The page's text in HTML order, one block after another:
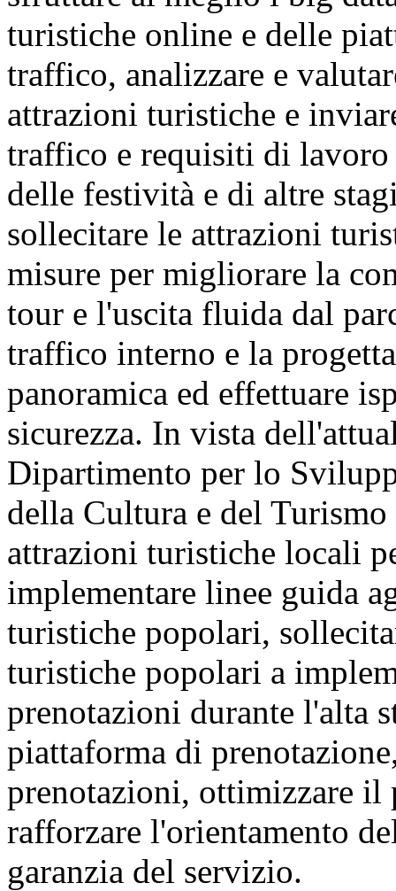
turistiche online e delle
traffico, analizzare e
attrazioni turistiche e
traffico e requisiti di
delle festività e di altre
sollecitare le attrazioni
misure per migliorare la
tour e l'uscita fluida dal
traffico interno e la
panoramica ed effettuare
sicurezza. In vista
Dipartimento per lo
della Cultura e del
attrazioni turistiche locali
implementare linee guida
turistiche popolari,
turistiche popolari a
prenotazioni durante l'alta
piattaforma di
prenotazioni, ottimizzare il
rafforzare l'orientamento
garanzia del servizio.